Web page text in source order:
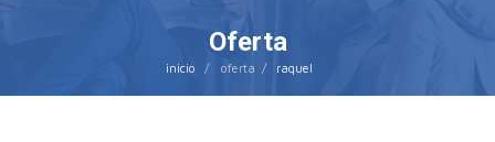
Oferta
inicio raquel